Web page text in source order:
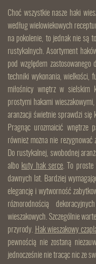
Choć wszystkie nasze haki
według wielowiekowych
na pokolenie, to jednak nie są
rustykalnych. Asortyment
pod względem
techniki wykonania, wielkości,
miłośnicy wnętrz w sielskim
prostymi hakami
aranżacji świetnie sprawdzi się
Pragnąc urozmaicić wnętrze
również można nie rezygnować
Do rustykalnej, swobodnej
albo kuty hak serce. To proste
dawnych lat. Bardziej
elegancję i wytworność
różnorodnością
wieszakowych. Szczególnie
przyrody. Hak wieszakowy
pewnością nie zostaną
jednocześnie nie tracąc nic ze